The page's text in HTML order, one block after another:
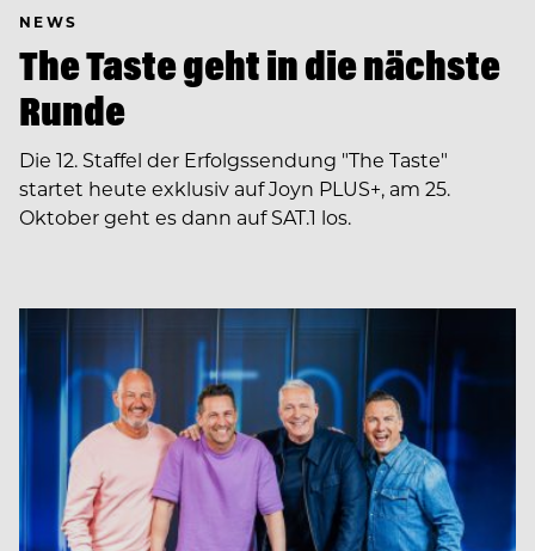
NEWS
The Taste geht in die nächste
Runde
Die 12. Staffel der Erfolgssendung "The Taste"
startet heute exklusiv auf Joyn PLUS+, am 25.
Oktober geht es dann auf SAT.1 los.